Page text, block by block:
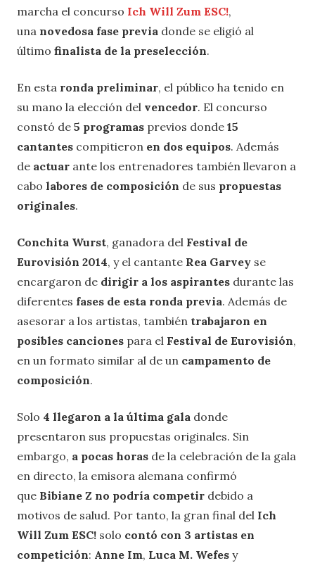
marcha el concurso Ich Will Zum ESC!,
una novedosa fase previa donde se eligió al
último finalista de la preselección.
En esta ronda preliminar, el público ha tenido en
su mano la elección del vencedor. El concurso
constó de 5 programas previos donde 15
cantantes compitieron en dos equipos. Además
de actuar ante los entrenadores también llevaron a
cabo labores de composición de sus propuestas
originales.
Conchita Wurst, ganadora del Festival de
Eurovisión 2014, y el cantante Rea Garvey se
encargaron de dirigir a los aspirantes durante las
diferentes fases de esta ronda previa. Además de
asesorar a los artistas, también trabajaron en
posibles canciones para el Festival de Eurovisión,
en un formato similar al de un campamento de
composición.
Solo 4 llegaron a la última gala donde
presentaron sus propuestas originales. Sin
embargo, a pocas horas de la celebración de la gala
en directo, la emisora alemana confirmó
que Bibiane Z no podría competir debido a
motivos de salud. Por tanto, la gran final del Ich
Will Zum ESC! solo contó con 3 artistas en
competición: Anne Im, Luca M. Wefes y